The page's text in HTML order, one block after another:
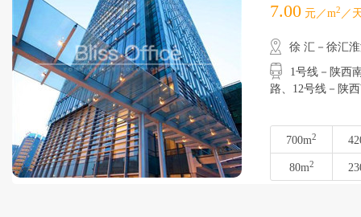
7.00 元／m2 ／
徐 汇－徐汇
1号线－陕西
路、12号线－陕
700m2
80m2